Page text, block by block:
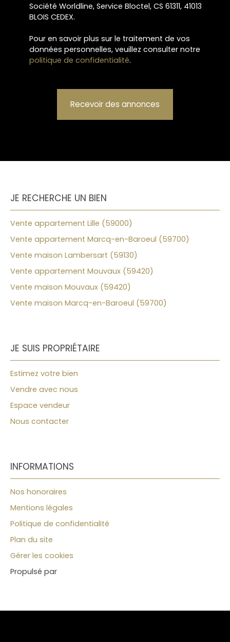
Société Worldline, Service Bloctel, CS 61311, 41013
BLOIS CEDEX.
Pour en savoir plus sur le traitement de vos
données personnelles, veuillez consulter notre
politique de confidentialité.
Recevoir des annonces
JE RECHERCHE UN BIEN
Vente appartement Lille (59000)
Vente appartement Marcq-en-Baroeul (59700)
Vente maison Lambersart (59130)
Vente appartement Mouvaux (59420)
Vente maison Mouvaux (59420)
Vente maison Marcq-en-Baroeul (59700)
JE SUIS PROPRIÉTAIRE
Estimez votre bien
Vendre avec nous
Espace vendeur
Nous contacter
INFORMATIONS
Nos honoraires
Mentions légales
Politique de confidentialité
Plan du site
Gérer les cookies
Propulsé par